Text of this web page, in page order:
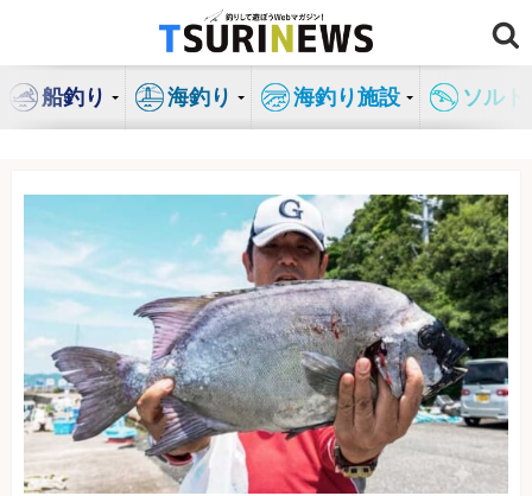
ン
船釣り 海釣り 海釣り施設 ソル